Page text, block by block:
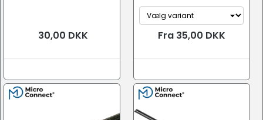
30,00 DKK Fra 35,00 DKK